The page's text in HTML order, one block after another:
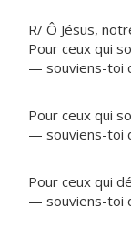
R/ Ô Jésus,
Pour ceux qui
— souviens-toi
Pour ceux qui
— souviens-toi
Pour ceux qui
— souviens-toi